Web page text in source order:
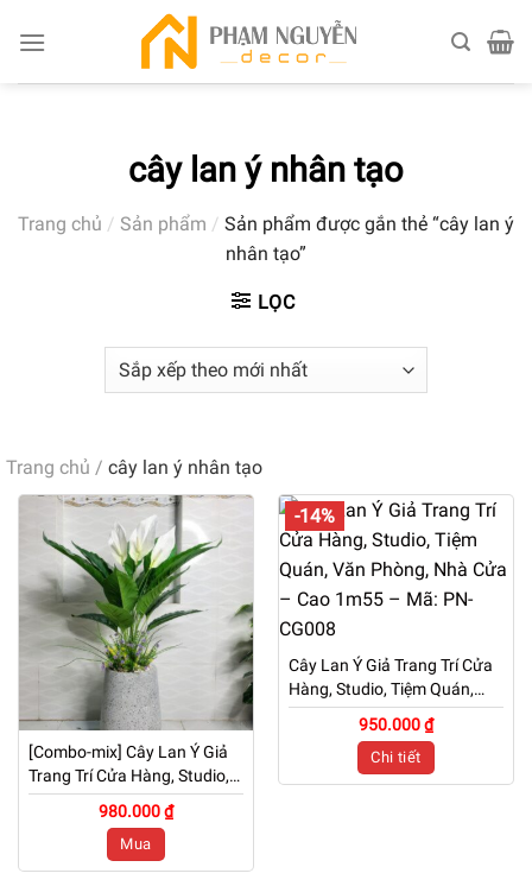
cây lan ý nhân tạo
Trang chủ / Sản phẩm / Sản phẩm được gắn thẻ “cây lan ý
nhân tạo”
LỌC
Trang chủ / cây lan ý nhân tạo
[Combo-mix] Cây Lan Ý Giả
Trang Trí Cửa Hàng, Studio,
Tiệm Quán, Văn Phòng, Nhà
Cửa – Cao 1m – Mã: PN-
980.000 ₫
Mua
-14%
Cây Lan Ý Giả Trang Trí Cửa
Hàng, Studio, Tiệm Quán,
Văn Phòng, Nhà Cửa – Cao
1m55 – Mã: PN-CG008
950.000 ₫
Chi tiết